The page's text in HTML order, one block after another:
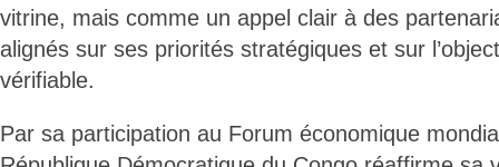
vitrine, mais comme un appel clair à des
alignés sur ses priorités stratégiques et sur
vérifiable.
Par sa participation au Forum économique